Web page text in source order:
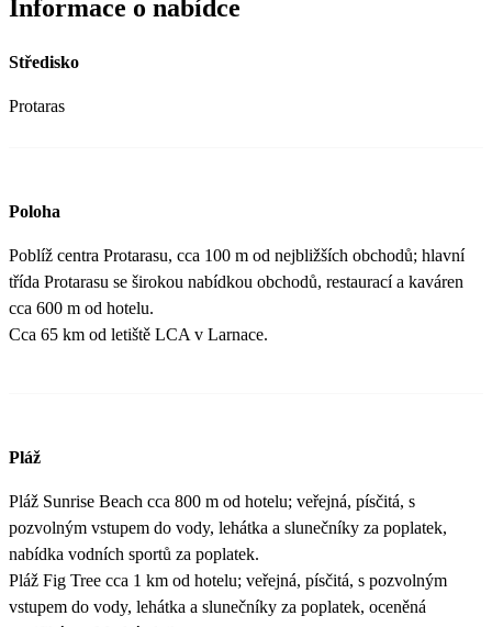
Informace o nabídce
Středisko
Protaras
Poloha
Poblíž centra Protarasu, cca 100 m od nejbližších obchodů; hlavní
třída Protarasu se širokou nabídkou obchodů, restaurací a kaváren
cca 600 m od hotelu.
Cca 65 km od letiště LCA v Larnace.
Pláž
Pláž Sunrise Beach cca 800 m od hotelu; veřejná, písčitá, s
pozvolným vstupem do vody, lehátka a slunečníky za poplatek,
nabídka vodních sportů za poplatek.
Pláž Fig Tree cca 1 km od hotelu; veřejná, písčitá, s pozvolným
vstupem do vody, lehátka a slunečníky za poplatek, oceněná